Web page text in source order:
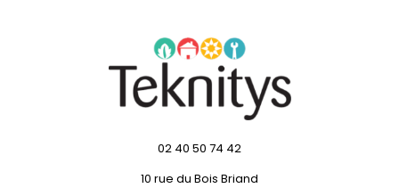
02 40 50 74 42
10 rue du Bois Briand